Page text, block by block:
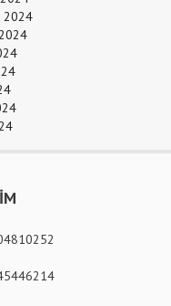
2024